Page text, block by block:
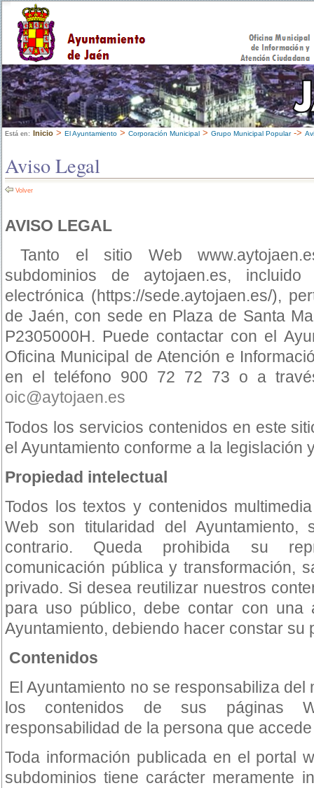
Está en: Inicio > El Ayuntamiento > Corporación Municipal > Grupo Municipal Popular->
Aviso Legal
Volver
AVISO LEGAL
Tanto el sitio Web
subdominios de aytojaen.es,
electrónica (https://sede.aytojaen.es/),
de Jaén, con sede en Plaza de Santa
P2305000H. Puede contactar con el
Oficina Municipal de Atención e
en el teléfono 900 72 72 73 o a
oic@aytojaen.es
Todos los servicios contenidos en este
el Ayuntamiento conforme a la legislación
Propiedad intelectual
Todos los textos y contenidos
Web son titularidad del
contrario. Queda prohibida su
comunicación pública y transformación,
privado. Si desea reutilizar nuestros
para uso público, debe contar con una
Ayuntamiento, debiendo hacer constar su
Contenidos
El Ayuntamiento no se responsabiliza
los contenidos de sus páginas
responsabilidad de la persona que
Toda información publicada en el portal
subdominios tiene carácter meramente